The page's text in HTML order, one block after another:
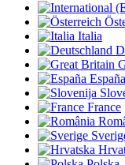
Italia
España
France